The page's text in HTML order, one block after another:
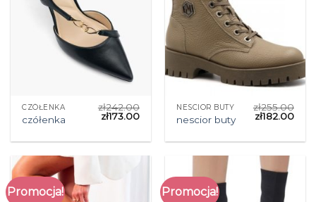
CZÓŁENKA
czółenka
zł242.00
zł173.00
NESCIOR BUTY
nescior buty
zł255.00
zł182.00
Promocja! Promocja!